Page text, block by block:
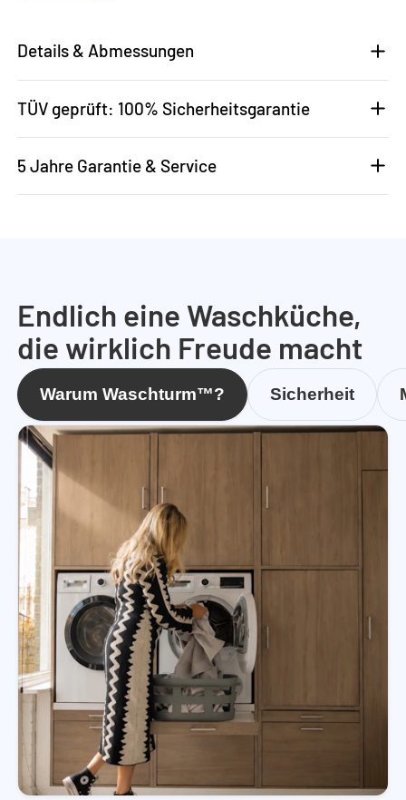
Details & Abmessungen
TÜV geprüft: 100% Sicherheitsgarantie
5 Jahre Garantie & Service
Endlich eine Waschküche,
die wirklich Freude macht
Warum Waschturm™? Sicherheit